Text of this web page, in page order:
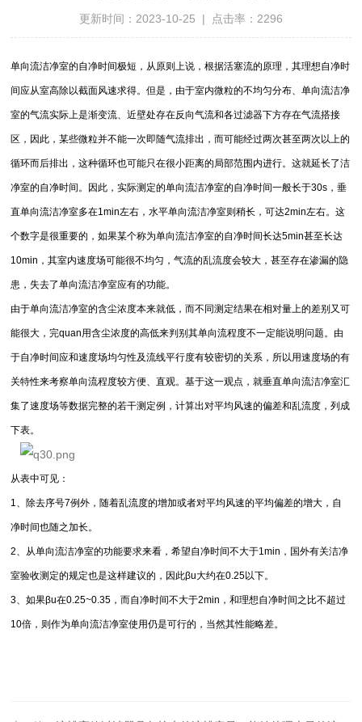
更新时间：2023-10-25 | 点击率：2296
单向流洁净室的自净时间极短，从原则上说，根据活塞流的原理，其理想自净时
间应从室高除以截面风速求得。但是，由于室内微粒的不均匀分布、单向流洁净
室的气流实际上是渐变流、近壁处存在反向气流和各过滤器下方存在气流搭接
区，因此，某些微粒并不能一次即随气流排出，而可能经过两次甚至两次以上的
循环而后排出，这种循环也可能只在很小距离的局部范围内进行。这就延长了洁
净室的自净时间。因此，实际测定的单向流洁净室的自净时间一般长于30s，垂
直单向流洁净室多在1min左右，水平单向流洁净室则稍长，可达2min左右。这
个数字是很重要的，如果某个称为单向流洁净室的自净时间长达5min甚至长达
10min，其室内速度场可能很不均匀，气流的乱流度会较大，甚至存在渗漏的隐
患，失去了单向流洁净室应有的功能。
由于单向流洁净室的含尘浓度本来就低，而不同测定结果在相对量上的差别又可
能很大，完quan用含尘浓度的高低来判别其单向流程度不一定能说明问题。由
于自净时间应和速度场均匀性及流线平行度有较密切的关系，所以用速度场的有
关特性来考察单向流程度较方便、直观。基于这一观点，就垂直单向流洁净室汇
集了速度场等数据完整的若干测定例，计算出对平均风速的偏差和乱流度，列成
下表。
从表中可见：
1、除去序号7例外，随着乱流度的增加或者对平均风速的平均偏差的增大，自
净时间也随之加长。
2、从单向流洁净室的功能要求来看，希望自净时间不大于1min，国外有关洁净
室验收测定的规定也是这样建议的，因此βu大约在0.25以下。
3、如果βu在0.25~0.35，而自净时间不大于2min，和理想自净时间之比不超过
10倍，则作为单向流洁净室使用仍是可行的，当然其性能略差。